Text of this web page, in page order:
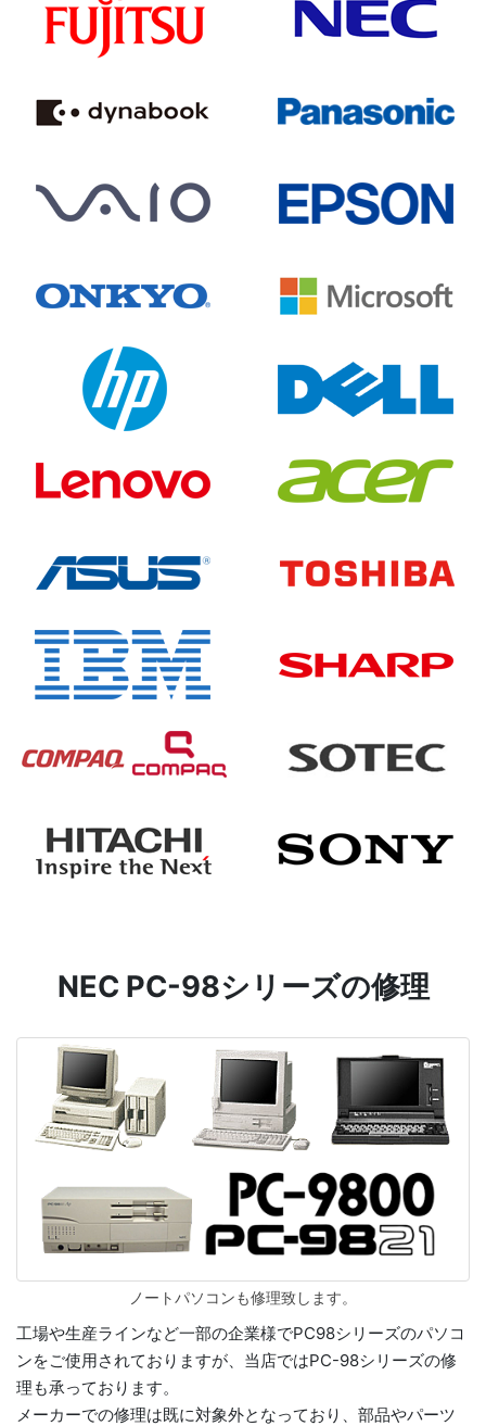
NEC PC-98シリーズの修理
ノートパソコンも修理致します。
工場や生産ラインなど一部の企業様でPC98シリーズのパソコ
ンをご使用されておりますが、当店ではPC-98シリーズの修
理も承っております。
メーカーでの修理は既に対象外となっており、部品やパーツ